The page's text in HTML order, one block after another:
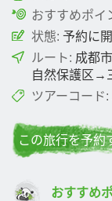
おすすめポイ
状態: 予約に
ルート: 成都
自然保護区→
ツアーコード:
この旅行を予約
おすすめ